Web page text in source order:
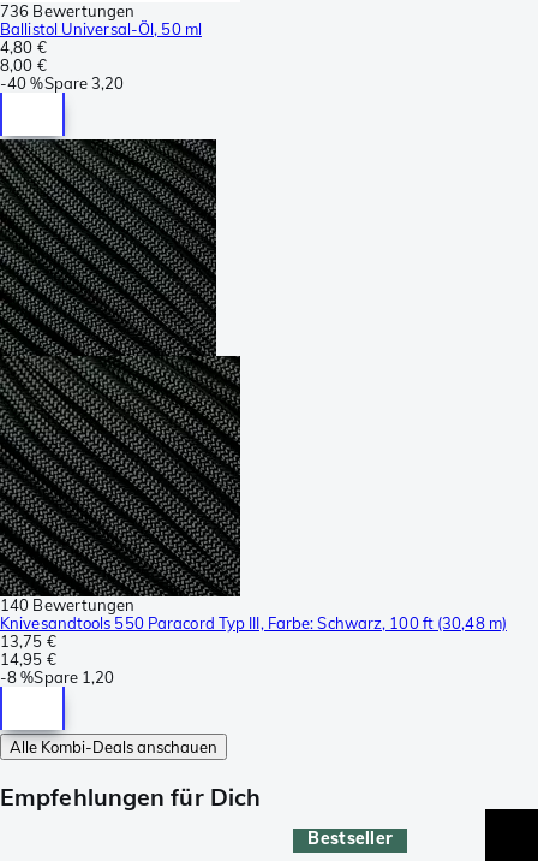
736 Bewertungen
Ballistol Universal-Öl, 50 ml
4,80 €
8,00 €
-40 %Spare3,20
140 Bewertungen
Knivesandtools 550 Paracord Typ III, Farbe: Schwarz, 100 ft (30,48 m)
13,75 €
14,95 €
-8 %Spare 1,20
Alle Kombi-Deals anschauen
Empfehlungen für Dich
Bestseller